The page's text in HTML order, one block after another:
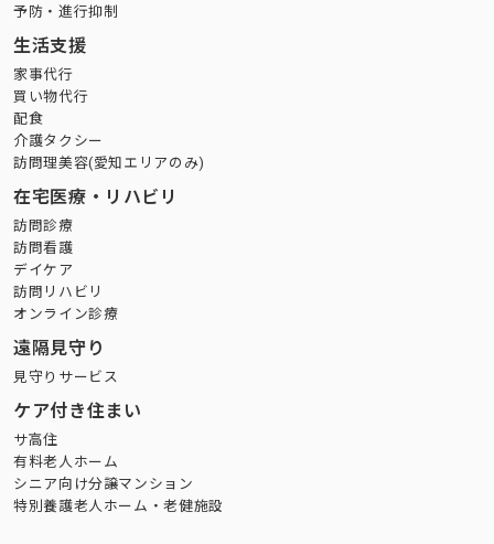
予防・進行抑制
生活支援
家事代行
買い物代行
配食
介護タクシー
訪問理美容(愛知エリアのみ)
在宅医療・リハビリ
訪問診療
訪問看護
デイケア
訪問リハビリ
オンライン診療
遠隔見守り
見守りサービス
ケア付き住まい
サ高住
有料老人ホーム
シニア向け分譲マンション
特別養護老人ホーム・老健施設